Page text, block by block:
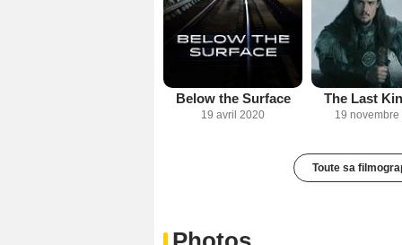
Below the Surface
19 avril 2020
The Last
19 novembre
Toute sa